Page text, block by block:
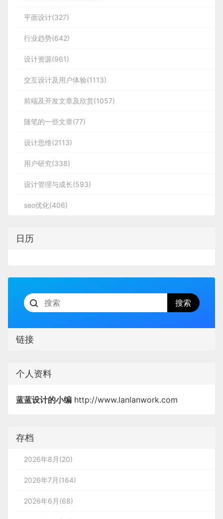
平面设计(327)
行业趋势(642)
设计资源(961)
交互设计及用户体验(1113)
前端及开发文章及欣赏(1057)
随笔的一些文章(77)
设计思维(2113)
用户研究(338)
设计管理与成长(593)
seo优化(406)
日历
链接
个人资料
蓝蓝设计的小编 http://www.lanlanwork.com
存档
2026年8月(20)
2026年7月(164)
2026年6月(68)